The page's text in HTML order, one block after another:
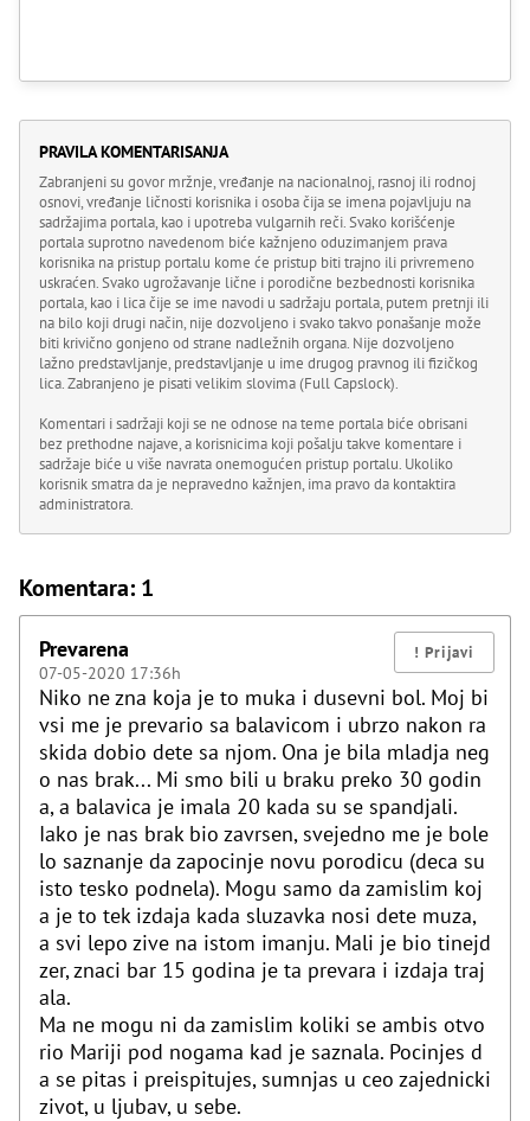
PRAVILA KOMENTARISANJA
Zabranjeni su govor mržnje, vređanje na nacionalnoj, rasnoj ili rodnoj
osnovi, vređanje ličnosti korisnika i osoba čija se imena pojavljuju na
sadržajima portala, kao i upotreba vulgarnih reči. Svako korišćenje
portala suprotno navedenom biće kažnjeno oduzimanjem prava
korisnika na pristup portalu kome će pristup biti trajno ili privremeno
uskraćen. Svako ugrožavanje lične i porodične bezbednosti korisnika
portala, kao i lica čije se ime navodi u sadržaju portala, putem pretnji ili
na bilo koji drugi način, nije dozvoljeno i svako takvo ponašanje može
biti krivično gonjeno od strane nadležnih organa. Nije dozvoljeno
lažno predstavljanje, predstavljanje u ime drugog pravnog ili fizičkog
lica. Zabranjeno je pisati velikim slovima (Full Capslock).
Komentari i sadržaji koji se ne odnose na teme portala biće obrisani
bez prethodne najave, a korisnicima koji pošalju takve komentare i
sadržaje biće u više navrata onemogućen pristup portalu. Ukoliko
korisnik smatra da je nepravedno kažnjen, ima pravo da kontaktira
administratora.
Komentara: 1
Prevarena
07-05-2020 17:36h
Niko ne zna koja je to muka i dusevni bol. Moj bi
vsi me je prevario sa balavicom i ubrzo nakon ra
skida dobio dete sa njom. Ona je bila mladja neg
o nas brak... Mi smo bili u braku preko 30 godin
a, a balavica je imala 20 kada su se spandjali.
Iako je nas brak bio zavrsen, svejedno me je bole
lo saznanje da zapocinje novu porodicu (deca su
isto tesko podnela). Mogu samo da zamislim koj
a je to tek izdaja kada sluzavka nosi dete muza,
a svi lepo zive na istom imanju. Mali je bio tinejd
zer, znaci bar 15 godina je ta prevara i izdaja traj
ala.
Ma ne mogu ni da zamislim koliki se ambis otvo
rio Mariji pod nogama kad je saznala. Pocinjes d
a se pitas i preispitujes, sumnjas u ceo zajednicki
zivot, u ljubav, u sebe.